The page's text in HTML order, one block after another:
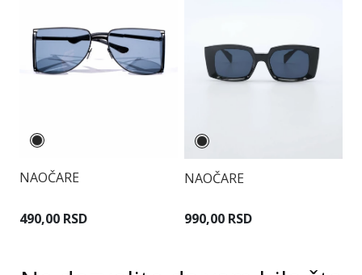
NAOČARE
490,00 RSD
NAOČARE
990,00 RSD